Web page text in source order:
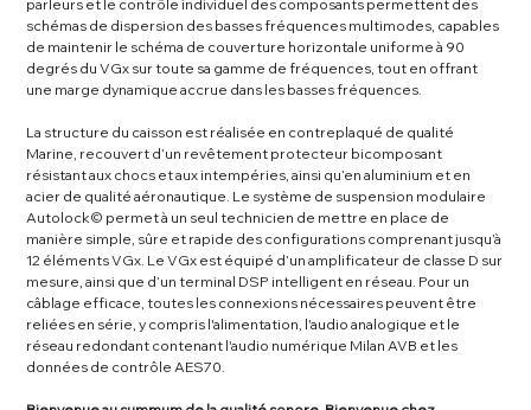
parleurs et le contrôle individuel des composants permettent des
schémas de dispersion des basses fréquences multimodes, capables
de maintenir le schéma de couverture horizontale uniforme à 90
degrés du VGx sur toute sa gamme de fréquences, tout en offrant
une marge dynamique accrue dans les basses fréquences.
La structure du caisson est réalisée en contreplaqué de qualité
Marine, recouvert d’un revêtement protecteur bicomposant
résistant aux chocs et aux intempéries, ainsi qu’en aluminium et en
acier de qualité aéronautique. Le système de suspension modulaire
Autolock© permet à un seul technicien de mettre en place de
manière simple, sûre et rapide des configurations comprenant jusqu’à
12 éléments VGx. Le VGx est équipé d’un amplificateur de classe D sur
mesure, ainsi que d’un terminal DSP intelligent en réseau. Pour un
câblage efficace, toutes les connexions nécessaires peuvent être
reliées en série, y compris l'alimentation, l'audio analogique et le
réseau redondant contenant l'audio numérique Milan AVB et les
données de contrôle AES70.